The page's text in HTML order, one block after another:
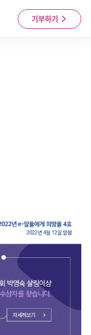
기부하기